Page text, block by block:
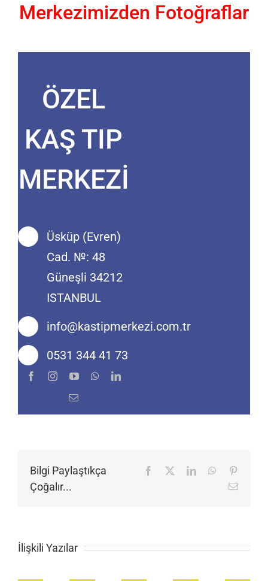
Merkezimizden Fotoğraflar
ÖZEL
KAŞ TIP
MERKEZİ
Üsküp (Evren)
Cad. №: 48
Güneşli 34212
ISTANBUL
info@kastipmerkezi.com.tr
0531 344 41 73
Bilgi Paylaştıkça
Çoğalır...
Facebook LinkedInWhatsApp
E-
İlişkili Yazılar